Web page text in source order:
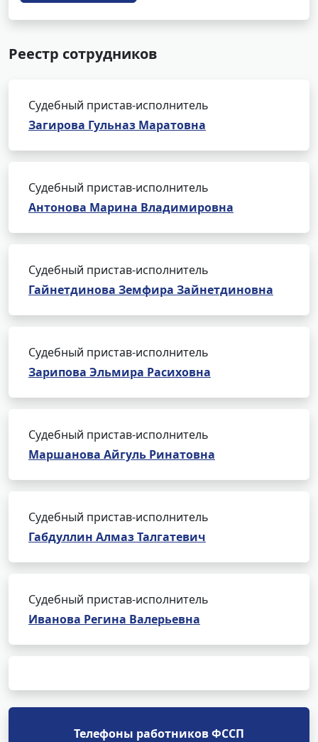
Реестр сотрудников
Судебный пристав-исполнитель
Загирова Гульназ Маратовна
Судебный пристав-исполнитель
Антонова Марина Владимировна
Судебный пристав-исполнитель
Гайнетдинова Земфира Зайнетдиновна
Судебный пристав-исполнитель
Зарипова Эльмира Расиховна
Судебный пристав-исполнитель
Маршанова Айгуль Ринатовна
Судебный пристав-исполнитель
Габдуллин Алмаз Талгатевич
Судебный пристав-исполнитель
Иванова Регина Валерьевна
Телефоны работников ФССП